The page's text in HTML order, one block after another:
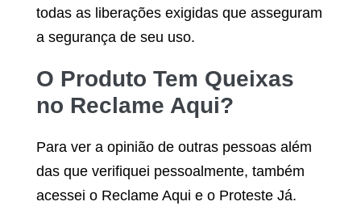
todas as liberações exigidas que asseguram
a segurança de seu uso.
O Produto Tem Queixas
no Reclame Aqui?
Para ver a opinião de outras pessoas além
das que verifiquei pessoalmente, também
acessei o Reclame Aqui e o Proteste Já.